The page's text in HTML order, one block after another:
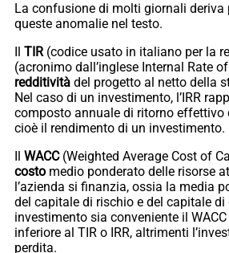
La confusione di molti giornali deriva
queste anomalie nel testo.
TIR(codice usato in italiano per la
(acronimo dall’inglese Internal Rate
redditività del progetto al netto della
Nel caso di un investimento, l’IRR
composto annuale di ritorno effettivo
cioè il rendimento di un investimento.
WACC(Weighted Average Cost of
costo medio ponderato delle risorse
l’azienda si finanzia, ossia la media
del capitale di rischio e del capitale di
investimento sia conveniente il
inferiore al TIR o IRR, altrimenti
perdita.